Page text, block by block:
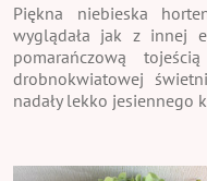
Piękna niebieska
wyglądała jak z innej
pomarańczową
drobnokwiatowej
nadały lekko jesiennego